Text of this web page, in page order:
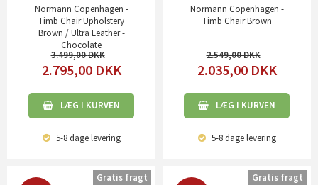
Normann Copenhagen -
Timb Chair Upholstery
Brown / Ultra Leather -
Chocolate
3.499,00
2.795,00 DKK
LÆG I KURVEN
5-8 dagelevering
Normann Copenhagen -
Timb Chair Brown
2.549,00
2.035,00 DKK
LÆG I KURVEN
5-8 dagelevering
Gratis fragt Gratis fragt